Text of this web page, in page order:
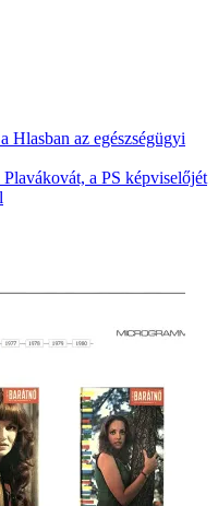
Hlasban az egészségügyi
a PS képviselőjét